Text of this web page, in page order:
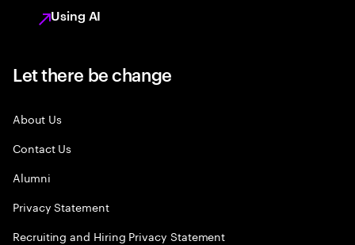
Using AI
Let there be change
About Us
Contact Us
Alumni
Privacy Statement
Recruiting and Hiring Privacy Statement